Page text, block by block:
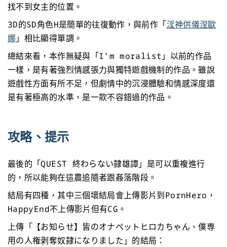
找不到女主的位置。
3D的SD角色H是簡單的往復動作，與前作「淫神供儀涅歐
娜」相比顯得單調。
總結來看，本作無疑與「I’m moralist」以前的作品
一樣，是有著強烈情感張力與獨特遊戲機制的作品。雖說
遊戲性方面有所不足，但劇情中的沉浸體驗和情感深度還
是有著極高的水準，是一款不容錯過的作品。
攻略、提示
最後的「QUEST 終わらない隷雄譚」是可以重複進行
的，所以能夠在這農追隨者跟姦落階段。
結局有四種，其中三個壞結局會上傳影片到PornHero，
HappyEnd不上傳影片但有CG。
上傳「【お知らせ】皆のオナペットヒロカちゃん、僕専
用の人権剥奪奴隷になりました」的結局：